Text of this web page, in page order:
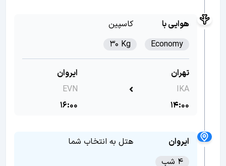
هوایی با
کاسپین
Economy
30 Kg
تهران
IKA
14:00
ایروان
EVN
16:00
ایروان
هتل به انتخاب شما
4 شب